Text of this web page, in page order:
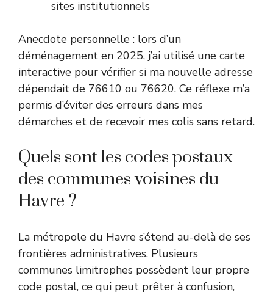
sites institutionnels
Anecdote personnelle : lors d’un
déménagement en 2025, j’ai utilisé une carte
interactive pour vérifier si ma nouvelle adresse
dépendait de 76610 ou 76620. Ce réflexe m’a
permis d’éviter des erreurs dans mes
démarches et de recevoir mes colis sans retard.
Quels sont les codes postaux
des communes voisines du
Havre ?
La métropole du Havre s’étend au-delà de ses
frontières administratives. Plusieurs
communes limitrophes possèdent leur propre
code postal, ce qui peut prêter à confusion,